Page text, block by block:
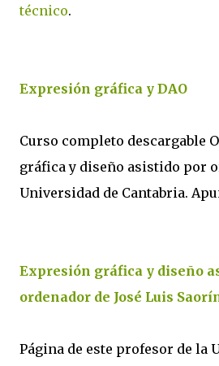
técnico.
Expresión gráfica y DAO
Curso completo descargable
gráfica y diseño asistido por
Universidad de Cantabria.
Expresión gráfica y diseño
ordenador de José Luis
Página de este profesor de la